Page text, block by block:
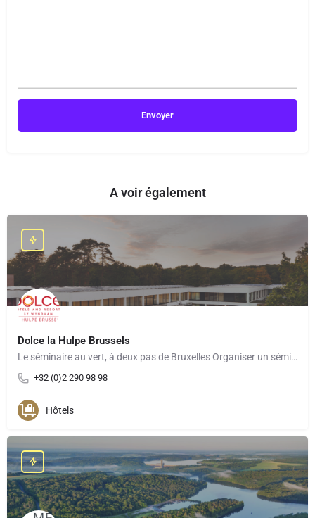
A voir également
Dolce la Hulpe Brussels
Le séminaire au vert, à deux pas de Bruxelles Organiser un séminaire au Dolce La Hulpe Brussels, c’est…
+32 (0)2 290 98 98
Hôtels